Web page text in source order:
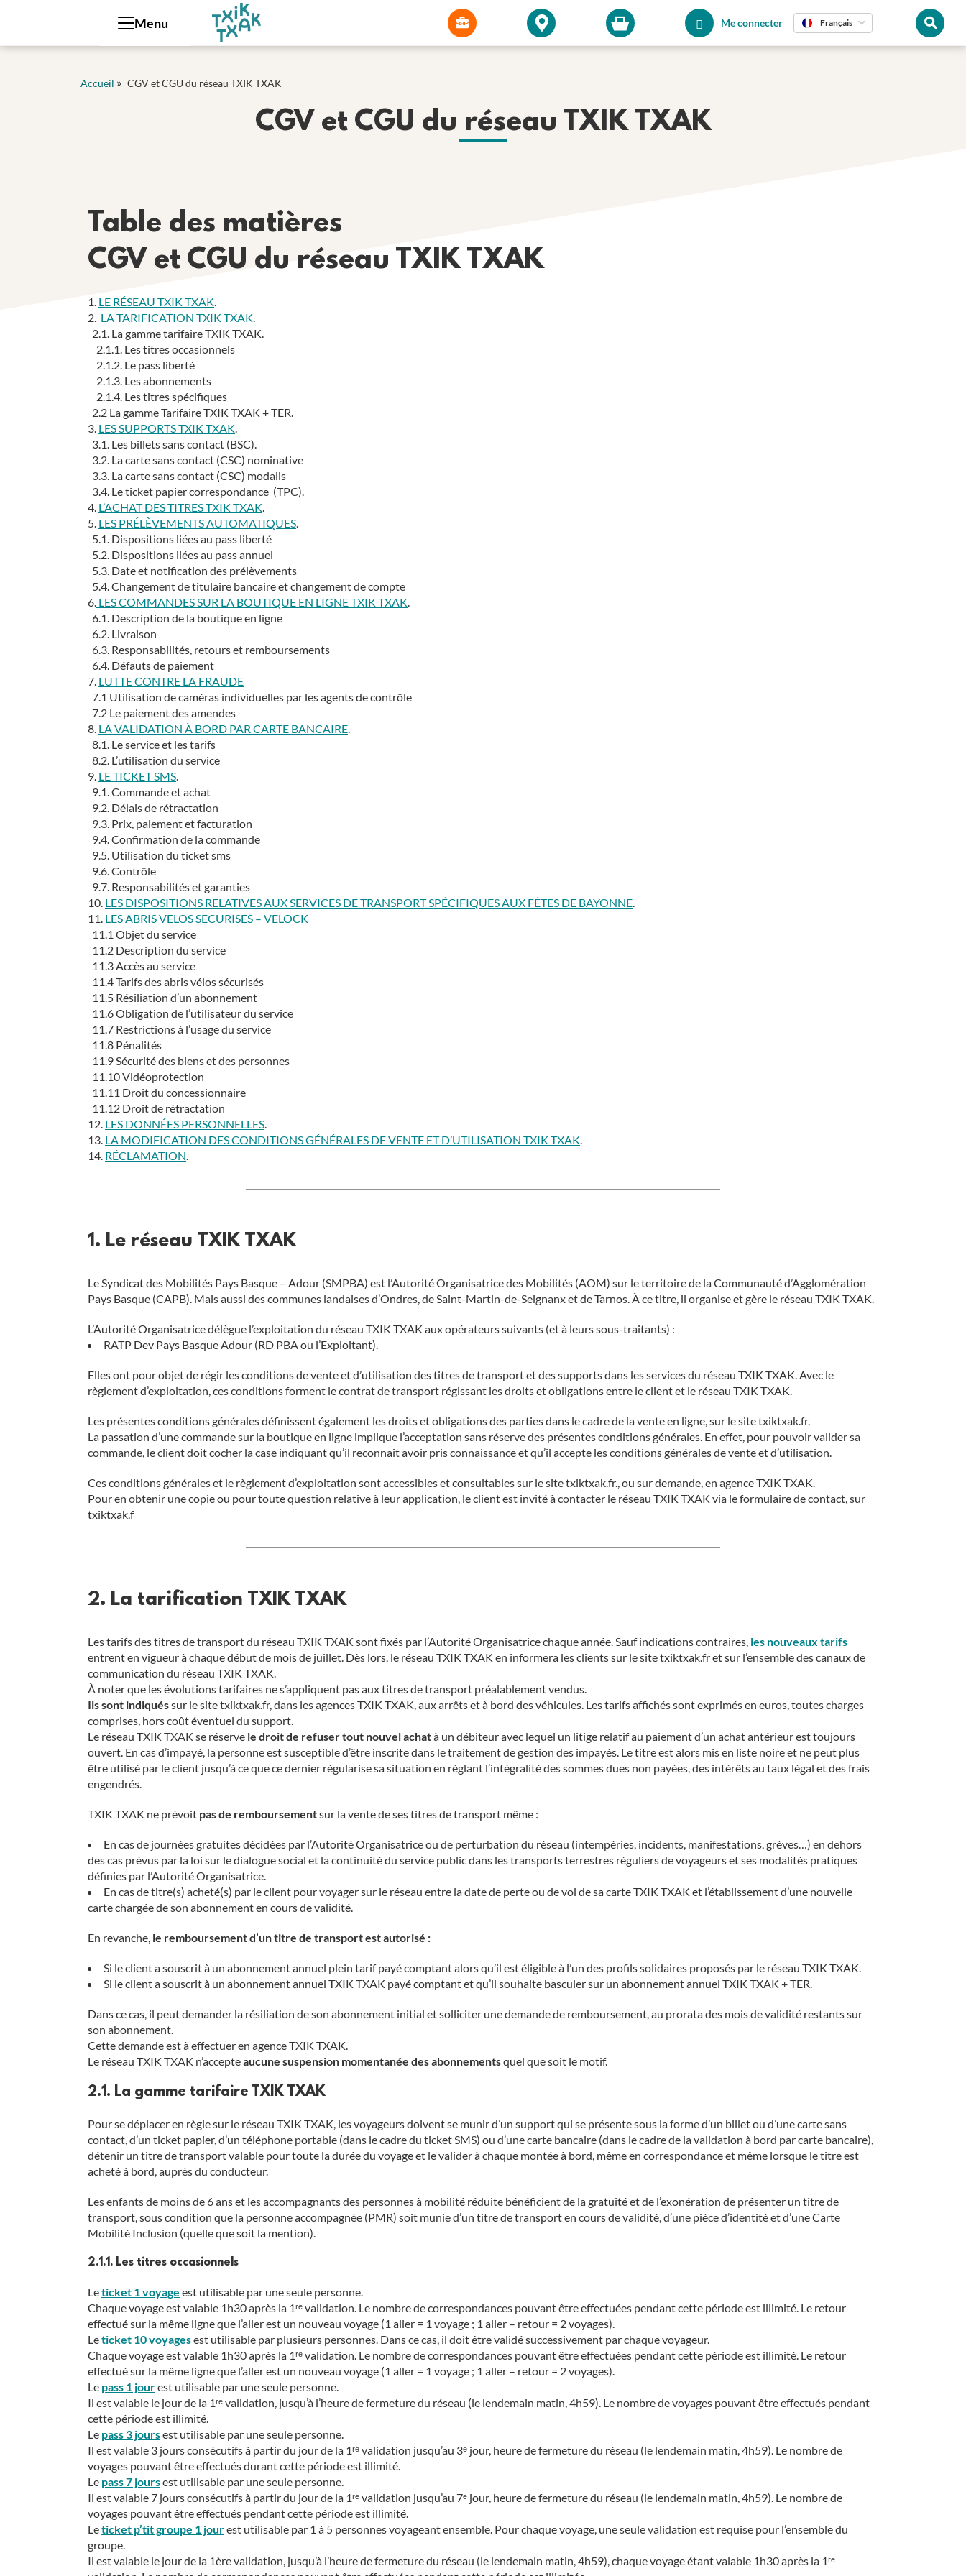
Menu Me connecter Français
Accueil » CGV et CGU du réseau TXIK TXAK
CGV et CGU du réseau TXIK TXAK
Table des matières
CGV et CGU du réseau TXIK TXAK
1. LE RÉSEAU TXIK TXAK.
2. LA TARIFICATION TXIK TXAK.
2.1. La gamme tarifaire TXIK TXAK.
2.1.1. Les titres occasionnels
2.1.2. Le pass liberté
2.1.3. Les abonnements
2.1.4. Les titres spécifiques
2.2 La gamme Tarifaire TXIK TXAK + TER.
3. LES SUPPORTS TXIK TXAK.
3.1. Les billets sans contact (BSC).
3.2. La carte sans contact (CSC) nominative
3.3. La carte sans contact (CSC) modalis
3.4. Le ticket papier correspondance (TPC).
4. L’ACHAT DES TITRES TXIK TXAK.
5. LES PRÉLÈVEMENTS AUTOMATIQUES.
5.1. Dispositions liées au pass liberté
5.2. Dispositions liées au pass annuel
5.3. Date et notification des prélèvements
5.4. Changement de titulaire bancaire et changement de compte
6. LES COMMANDES SUR LA BOUTIQUE EN LIGNE TXIK TXAK.
6.1. Description de la boutique en ligne
6.2. Livraison
6.3. Responsabilités, retours et remboursements
6.4. Défauts de paiement
7. LUTTE CONTRE LA FRAUDE
7.1 Utilisation de caméras individuelles par les agents de contrôle
7.2 Le paiement des amendes
8. LA VALIDATION À BORD PAR CARTE BANCAIRE.
8.1. Le service et les tarifs
8.2. L’utilisation du service
9. LE TICKET SMS.
9.1. Commande et achat
9.2. Délais de rétractation
9.3. Prix, paiement et facturation
9.4. Confirmation de la commande
9.5. Utilisation du ticket sms
9.6. Contrôle
9.7. Responsabilités et garanties
10. LES DISPOSITIONS RELATIVES AUX SERVICES DE TRANSPORT SPÉCIFIQUES AUX FÊTES DE BAYONNE.
11. LES ABRIS VELOS SECURISES – VELOCK
11.1 Objet du service
11.2 Description du service
11.3 Accès au service
11.4 Tarifs des abris vélos sécurisés
11.5 Résiliation d’un abonnement
11.6 Obligation de l’utilisateur du service
11.7 Restrictions à l’usage du service
11.8 Pénalités
11.9 Sécurité des biens et des personnes
11.10 Vidéoprotection
11.11 Droit du concessionnaire
11.12 Droit de rétractation
12. LES DONNÉES PERSONNELLES.
13. LA MODIFICATION DES CONDITIONS GÉNÉRALES DE VENTE ET D’UTILISATION TXIK TXAK.
14. RÉCLAMATION.
1. Le réseau TXIK TXAK
Le Syndicat des Mobilités Pays Basque – Adour (SMPBA) est l’Autorité Organisatrice des Mobilités (AOM) sur le territoire de la Communauté d’Agglomération
Pays Basque (CAPB). Mais aussi des communes landaises d’Ondres, de Saint-Martin-de-Seignanx et de Tarnos. À ce titre, il organise et gère le réseau TXIK TXAK.
L’Autorité Organisatrice délègue l’exploitation du réseau TXIK TXAK aux opérateurs suivants (et à leurs sous-traitants) :
RATP Dev Pays Basque Adour (RD PBA ou l’Exploitant).
Elles ont pour objet de régir les conditions de vente et d’utilisation des titres de transport et des supports dans les services du réseau TXIK TXAK. Avec le
règlement d’exploitation, ces conditions forment le contrat de transport régissant les droits et obligations entre le client et le réseau TXIK TXAK.
Les présentes conditions générales définissent également les droits et obligations des parties dans le cadre de la vente en ligne, sur le site txiktxak.fr.
La passation d’une commande sur la boutique en ligne implique l’acceptation sans réserve des présentes conditions générales. En effet, pour pouvoir valider sa
commande, le client doit cocher la case indiquant qu’il reconnait avoir pris connaissance et qu’il accepte les conditions générales de vente et d’utilisation.
Ces conditions générales et le règlement d’exploitation sont accessibles et consultables sur le site txiktxak.fr., ou sur demande, en agence TXIK TXAK.
Pour en obtenir une copie ou pour toute question relative à leur application, le client est invité à contacter le réseau TXIK TXAK via le formulaire de contact, sur
txiktxak.f
2. La tarification TXIK TXAK
Les tarifs des titres de transport du réseau TXIK TXAK sont fixés par l’Autorité Organisatrice chaque année. Sauf indications contraires, les nouveaux tarifs
entrent en vigueur à chaque début de mois de juillet. Dès lors, le réseau TXIK TXAK en informera les clients sur le site txiktxak.fr et sur l’ensemble des canaux de
communication du réseau TXIK TXAK.
À noter que les évolutions tarifaires ne s’appliquent pas aux titres de transport préalablement vendus.
Ils sont indiquéssur le site txiktxak.fr, dans les agences TXIK TXAK, aux arrêts et à bord des véhicules. Les tarifs affichés sont exprimés en euros, toutes charges
comprises, hors coût éventuel du support.
Le réseau TXIK TXAK se réserve le droit de refuser tout nouvel achatà un débiteur avec lequel un litige relatif au paiement d’un achat antérieur est toujours
ouvert. En cas d’impayé, la personne est susceptible d’être inscrite dans le traitement de gestion des impayés. Le titre est alors mis en liste noire et ne peut plus
être utilisé par le client jusqu’à ce que ce dernier régularise sa situation en réglant l’intégralité des sommes dues non payées, des intérêts au taux légal et des frais
engendrés.
TXIK TXAK ne prévoit pas de remboursementsur la vente de ses titres de transport même :
En cas de journées gratuites décidées par l’Autorité Organisatrice ou de perturbation du réseau (intempéries, incidents, manifestations, grèves…) en dehors
des cas prévus par la loi sur le dialogue social et la continuité du service public dans les transports terrestres réguliers de voyageurs et ses modalités pratiques
définies par l’Autorité Organisatrice.
En cas de titre(s) acheté(s) par le client pour voyager sur le réseau entre la date de perte ou de vol de sa carte TXIK TXAK et l’établissement d’une nouvelle
carte chargée de son abonnement en cours de validité.
En revanche, le remboursement d’un titre de transport est autorisé :
Si le client a souscrit à un abonnement annuel plein tarif payé comptant alors qu’il est éligible à l’un des profils solidaires proposés par le réseau TXIK TXAK.
Si le client a souscrit à un abonnement annuel TXIK TXAK payé comptant et qu’il souhaite basculer sur un abonnement annuel TXIK TXAK + TER.
Dans ce cas, il peut demander la résiliation de son abonnement initial et solliciter une demande de remboursement, au prorata des mois de validité restants sur
son abonnement.
Cette demande est à effectuer en agence TXIK TXAK.
Le réseau TXIK TXAK n’accepteaucune suspension momentanée des abonnementsquel que soit le motif.
2.1. La gamme tarifaire TXIK TXAK
Pour se déplacer en règle sur le réseau TXIK TXAK, les voyageurs doivent se munir d’un support qui se présente sous la forme d’un billet ou d’une carte sans
contact, d’un ticket papier, d’un téléphone portable (dans le cadre du ticket SMS) ou d’une carte bancaire (dans le cadre de la validation à bord par carte bancaire),
détenir un titre de transport valable pour toute la durée du voyage et le valider à chaque montée à bord, même en correspondance et même lorsque le titre est
acheté à bord, auprès du conducteur.
Les enfants de moins de 6 ans et les accompagnants des personnes à mobilité réduite bénéficient de la gratuité et de l’exonération de présenter un titre de
transport, sous condition que la personne accompagnée (PMR) soit munie d’un titre de transport en cours de validité, d’une pièce d’identité et d’une Carte
Mobilité Inclusion (quelle que soit la mention).
2.1.1. Les titres occasionnels
Leticket 1 voyage est utilisable par une seule personne.
Chaque voyage est valable 1h30 après la 1ʳᵉ validation. Le nombre de correspondances pouvant être effectuées pendant cette période est illimité. Le retour
effectué sur la même ligne que l’aller est un nouveau voyage (1 aller = 1 voyage ; 1 aller – retour = 2 voyages).
Leticket 10 voyagesest utilisable par plusieurs personnes. Dans ce cas, il doit être validé successivement par chaque voyageur.
Chaque voyage est valable 1h30 après la 1ʳᵉ validation. Le nombre de correspondances pouvant être effectuées pendant cette période est illimité. Le retour
effectué sur la même ligne que l’aller est un nouveau voyage (1 aller = 1 voyage ; 1 aller – retour = 2 voyages).
Le pass 1 jourest utilisable par une seule personne.
Il est valable le jour de la 1ʳᵉ validation, jusqu’à l’heure de fermeture du réseau (le lendemain matin, 4h59). Le nombre de voyages pouvant être effectués pendant
cette période est illimité.
Le pass 3 joursest utilisable par une seule personne.
Il est valable 3 jours consécutifs à partir du jour de la 1ʳᵉ validation jusqu’au 3ᵉ jour, heure de fermeture du réseau (le lendemain matin, 4h59). Le nombre de
voyages pouvant être effectués durant cette période est illimité.
Le pass 7 joursest utilisable par une seule personne.
Il est valable 7 jours consécutifs à partir du jour de la 1ʳᵉ validation jusqu’au 7ᵉ jour, heure de fermeture du réseau (le lendemain matin, 4h59). Le nombre de
voyages pouvant être effectués pendant cette période est illimité.
Leticket p’tit groupe 1 jourest utilisable par 1 à 5 personnes voyageant ensemble. Pour chaque voyage, une seule validation est requise pour l’ensemble du
groupe.
Il est valable le jour de la 1ère validation, jusqu’à l’heure de fermeture du réseau (le lendemain matin, 4h59), chaque voyage étant valable 1h30 après la 1ʳᵉ